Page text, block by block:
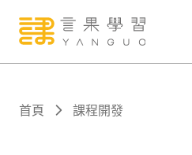
關於
首頁 課程開發